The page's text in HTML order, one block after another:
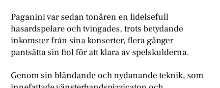
Paganini var sedan tonåren en lidelsefull
hasardspelare och tvingades, trots betydande
inkomster från sina konserter, flera gånger
pantsätta sin fiol för att klara av spelskulderna.
Genom sin bländande och nydanande teknik, som